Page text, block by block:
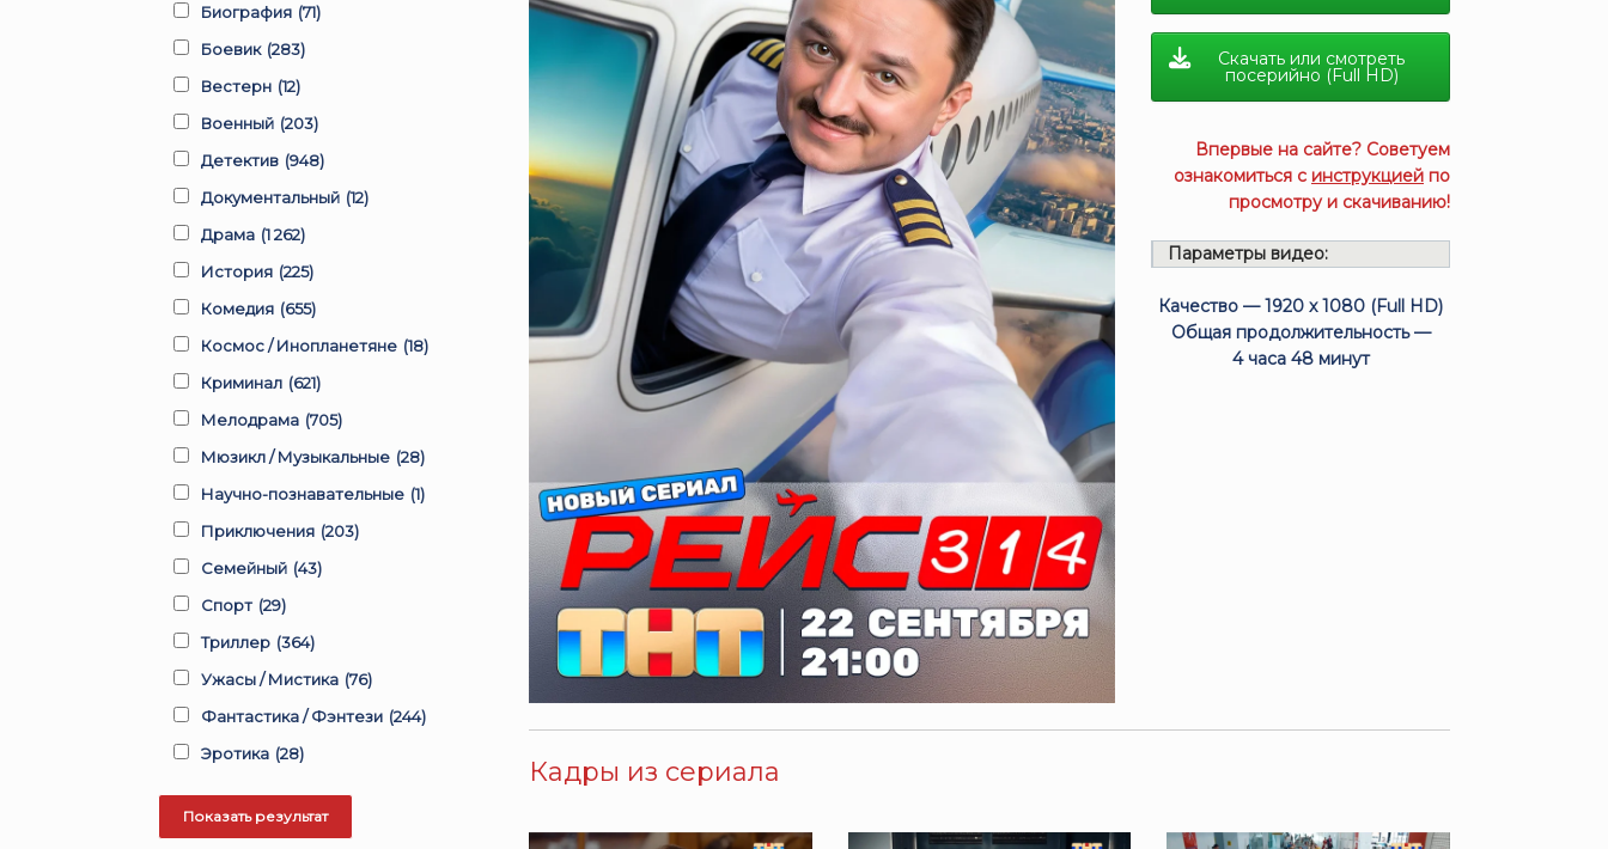
Скачать или смотреть
посерийно (Full HD)
Впервые на сайте? Советуем
ознакомиться с инструкцией по
просмотру и скачиванию!
Параметры видео:
Качество — 1920 x 1080 (Full HD)
Общая продолжительность —
4 часа 48 минут
Кадры из сериала
Биография (71)
Боевик (283)
Вестерн (12)
Военный (203)
Детектив (948)
Документальный (12)
Драма (1 262)
История (225)
Комедия (655)
Космос / Инопланетяне (18)
Криминал (621)
Мелодрама (705)
Мюзикл / Музыкальные (28)
Научно-познавательные (1)
Приключения (203)
Семейный (43)
Спорт (29)
Триллер (364)
Ужасы / Мистика (76)
Фантастика / Фэнтези (244)
Эротика (28)